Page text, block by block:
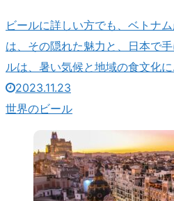
ビールに詳しい方でも、ベトナ
は、その隠れた魅力と、日本で
ルは、暑い気候と地域の食文化に
2023.11.23
世界のビール